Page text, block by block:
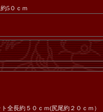
5０ｃｍ
ト全長約５０ｃｍ(尻尾約２０ｃｍ）